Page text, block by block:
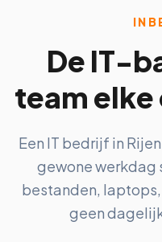
De IT-
team elke
Een IT bedrijf in
gewone werkdag
bestanden,
geen